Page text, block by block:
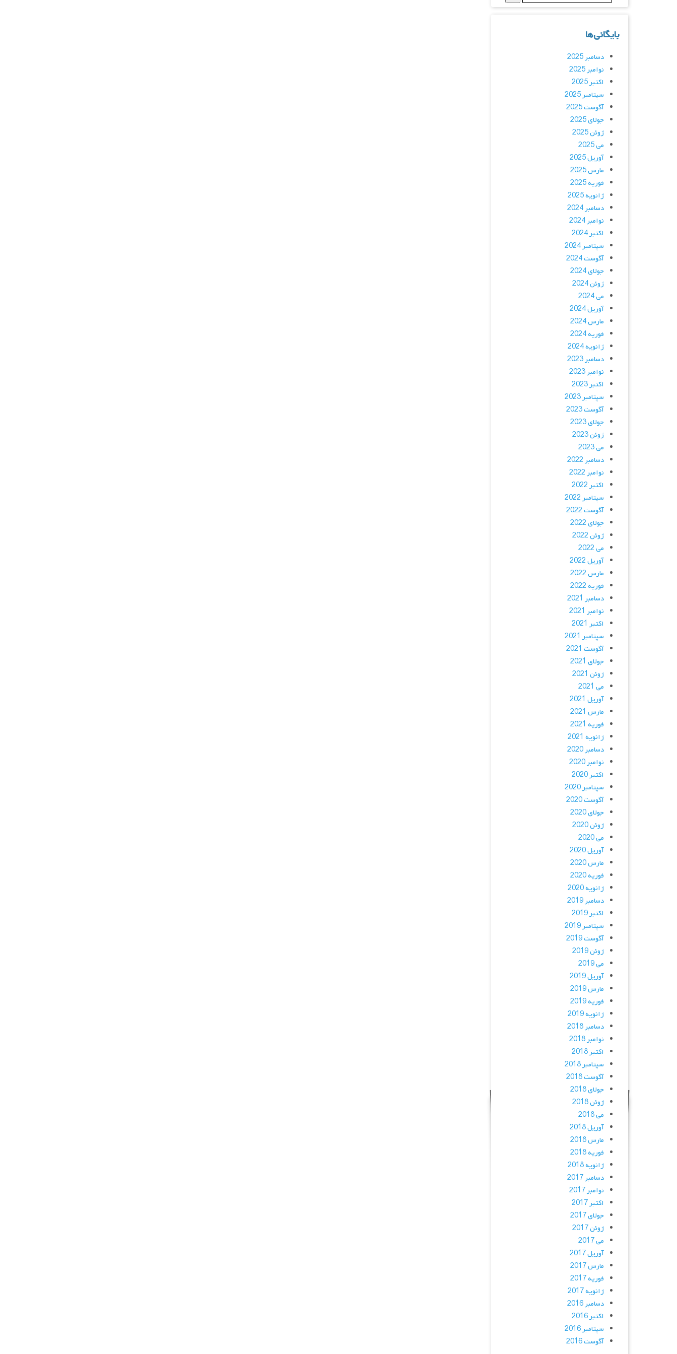
بایگانی‌ها
دسامبر 2025
نوامبر 2025
اکتبر 2025
سپتامبر 2025
آگوست 2025
جولای 2025
ژوئن 2025
می 2025
آوریل 2025
مارس 2025
فوریه 2025
ژانویه 2025
دسامبر 2024
نوامبر 2024
اکتبر 2024
سپتامبر 2024
آگوست 2024
جولای 2024
ژوئن 2024
می 2024
آوریل 2024
مارس 2024
فوریه 2024
ژانویه 2024
دسامبر 2023
نوامبر 2023
اکتبر 2023
سپتامبر 2023
آگوست 2023
جولای 2023
ژوئن 2023
می 2023
دسامبر 2022
نوامبر 2022
اکتبر 2022
سپتامبر 2022
آگوست 2022
جولای 2022
ژوئن 2022
می 2022
آوریل 2022
مارس 2022
فوریه 2022
دسامبر 2021
نوامبر 2021
اکتبر 2021
سپتامبر 2021
آگوست 2021
جولای 2021
ژوئن 2021
می 2021
آوریل 2021
مارس 2021
فوریه 2021
ژانویه 2021
دسامبر 2020
نوامبر 2020
اکتبر 2020
سپتامبر 2020
آگوست 2020
جولای 2020
ژوئن 2020
می 2020
آوریل 2020
مارس 2020
فوریه 2020
ژانویه 2020
دسامبر 2019
اکتبر 2019
سپتامبر 2019
آگوست 2019
ژوئن 2019
می 2019
آوریل 2019
مارس 2019
فوریه 2019
ژانویه 2019
دسامبر 2018
نوامبر 2018
اکتبر 2018
سپتامبر 2018
آگوست 2018
جولای 2018
ژوئن 2018
می 2018
آوریل 2018
مارس 2018
فوریه 2018
ژانویه 2018
دسامبر 2017
نوامبر 2017
اکتبر 2017
جولای 2017
ژوئن 2017
می 2017
آوریل 2017
مارس 2017
فوریه 2017
ژانویه 2017
دسامبر 2016
اکتبر 2016
سپتامبر 2016
آگوست 2016